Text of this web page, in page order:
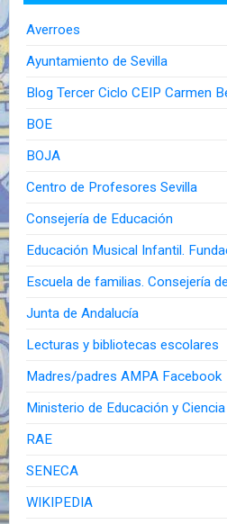
Averroes
Ayuntamiento de Sevilla
Blog Tercer Ciclo CEIP Carmen
BOE
BOJA
Centro de Profesores Sevilla
Consejería de Educación
Educación Musical Infantil.
Escuela de familias. Consejería
Junta de Andalucía
Lecturas y bibliotecas escolares
Madres/padres AMPA Facebook
Ministerio de Educación y Ciencia
RAE
SENECA
WIKIPEDIA